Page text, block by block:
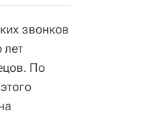
звонков
лет
По